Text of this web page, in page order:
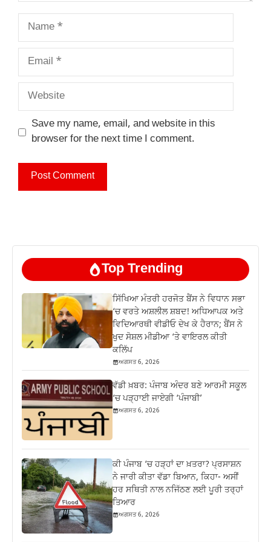
Name
Email
Website
Save my name, email, and website in this
browser for the next time I comment.
Top Trending
ਸਿੱਖਿਆ ਮੰਤਰੀ ਹਰਜੋਤ ਬੈਂਸ ਨੇ ਵਿਧਾਨ ਸਭਾ
‘ਚ ਵਰਤੇ ਅਸ਼ਲੀਲ ਸ਼ਬਦ! ਅਧਿਆਪਕ ਅਤੇ
ਵਿਦਿਆਰਥੀ ਵੀਡੀਓ ਦੇਖ ਕੇ ਹੈਰਾਨ; ਬੈਂਸ ਨੇ
ਖੁਦ ਸੋਸ਼ਲ ਮੀਡੀਆ ‘ਤੇ ਵਾਇਰਲ ਕੀਤੀ
ਕਲਿੱਪ
ਅਗਸਤ 6, 2026
ਵੱਡੀ ਖ਼ਬਰ: ਪੰਜਾਬ ਅੰਦਰ ਬਣੇ ਆਰਮੀ ਸਕੂਲ
‘ਚ ਪੜ੍ਹਾਈ ਜਾਏਗੀ ‘ਪੰਜਾਬੀ’
ਅਗਸਤ 6, 2026
ਕੀ ਪੰਜਾਬ ‘ਚ ਹੜ੍ਹਾਂ ਦਾ ਖ਼ਤਰਾ? ਪ੍ਰਸਾਸ਼ਨ
ਨੇ ਜਾਰੀ ਕੀਤਾ ਵੱਡਾ ਬਿਆਨ, ਕਿਹਾ- ਅਸੀਂ
ਹਰ ਸਥਿਤੀ ਨਾਲ ਨਜਿੱਠਣ ਲਈ ਪੂਰੀ ਤਰ੍ਹਾਂ
ਤਿਆਰ
ਅਗਸਤ 6, 2026